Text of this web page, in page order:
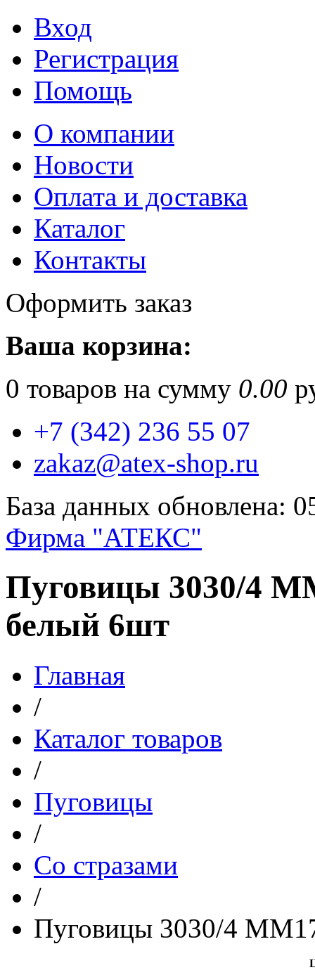
Вход
Регистрация
Помощь
О компании
Новости
Оплата и доставка
Каталог
Контакты
Оформить заказ
Ваша корзина:
0 товаров на сумму 0.00
+7 (342) 236 55 07
zakaz@atex-shop.ru
База данных обновлена:
Фирма "АТЕКС"
Пуговицы 3030/4
белый 6шт
Главная
/
Каталог товаров
/
Пуговицы
/
Со стразами
/
Пуговицы 3030/4